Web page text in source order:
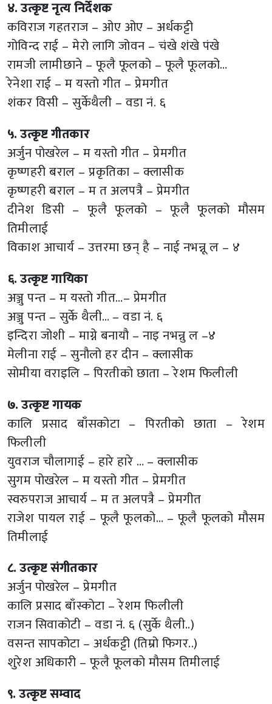
४. उत्कृष्ट नृत्य निर्देशक
कविराज गहतराज – ओए ओए – अर्धकट्टी
गोविन्द राई – मेरो लागि जोवन – चंखे शंखे पंखे
रामजी लामीछाने – फूलै फूलको – फूलै फूलको…
रेनेशा राई – म यस्तो गीत – प्रेमगीत
शंकर विसी – सुर्केथैली – वडा नं. ६
५. उत्कृष्ट गीतकार
अर्जुन पोखरेल – म यस्तो गीत – प्रेमगीत
कृष्णहरी बराल – प्रकृतिका – क्लासीक
कृष्णहरी बराल – म त अलपत्रै – प्रेमगीत
दीनेश डिसी – फूलै फूलको – फूलै फूलको मौसम
तिमीलाई
विकाश आचार्य – उत्तरमा छन् है – नाई नभन्नू ल – ४
६. उत्कृष्ट गायिका
अञ्जु पन्त – म यस्तो गीत…– प्रेमगीत
अञ्जु पन्त – सुर्के थैली… – वडा नं. ६
इन्दिरा जोशी – माग्ने बनायौ – नाइ नभन्नु ल –४
मेलीना राई – सुनौलो हर दीन – क्लासीक
सोमीया वराइलि – पिरतीको छाता – रेशम फिलीली
७. उत्कृष्ट गायक
कालि प्रसाद बाँसकोटा – पिरतीको छाता – रेशम
फिलीली
युवराज चौलागाई – हारे हारे … – क्लासीक
सुगम पोखरेल – म यस्तो गीत – प्रेमगीत
स्वरुपराज आचार्य – म त अलपत्रै – प्रेमगीत
राजेश पायल राई – फूलै फूलको… – फूलै फूलको मौसम
तिमीलाई
८. उत्कृष्ट संगीतकार
अर्जुन पोखरेल – प्रेमगीत
कालि प्रसाद बाँस्कोटा – रेशम फिलीली
राजन सिवाकोटी – वडा नं. ६ (सुर्के थैली..)
वसन्त सापकोटा – अर्धकट्टी (तिम्रो फिगर..)
शुरेश अधिकारी – फूलै फूलको मौसम तिमीलाई
९. उत्कृष्ट सम्वाद